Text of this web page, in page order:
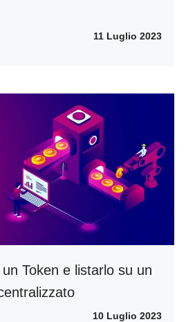
11 Luglio 2023
Token e listarlo su un
10 Luglio 2023